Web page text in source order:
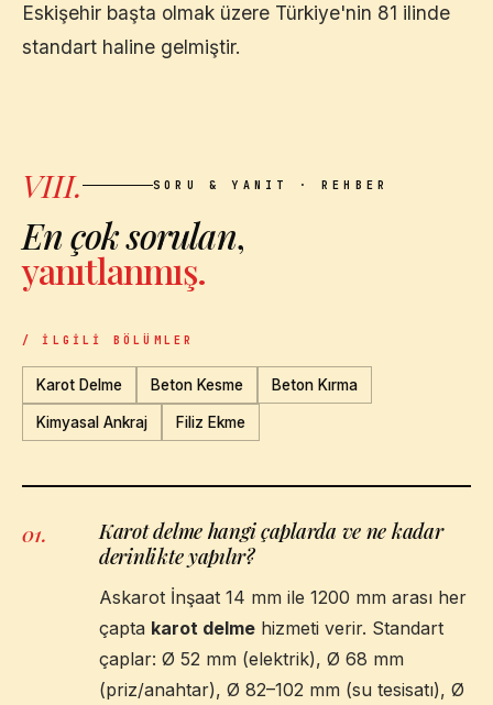
Eskişehir başta olmak üzere Türkiye'nin 81 ilinde
standart haline gelmiştir.
VIII. SORU & YANIT · REHBER
En çok sorulan,
yanıtlanmış.
/ İLGILI BÖLÜMLER
Karot Delme Beton Kesme Beton Kırma
Kimyasal Ankraj Filiz Ekme
01.
Karot delme hangi çaplarda ve ne kadar
derinlikte yapılır?
Askarot İnşaat 14 mm ile 1200 mm arası her
çapta karot delme hizmeti verir. Standart
çaplar: Ø 52 mm (elektrik), Ø 68 mm
(priz/anahtar), Ø 82–102 mm (su tesisatı), Ø